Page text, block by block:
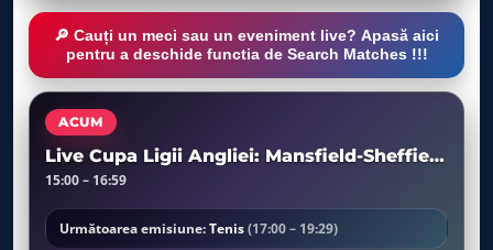
🔎 Cauți un meci sau un eveniment live? Apasă aici
pentru a deschide functia de Search Matches !!!
ACUM
Live Cupa Ligii Angliei: Mansfield-Sheffield United Turul 1
15:00 – 16:59
Următoarea emisiune:Tenis(17:00 – 19:29)